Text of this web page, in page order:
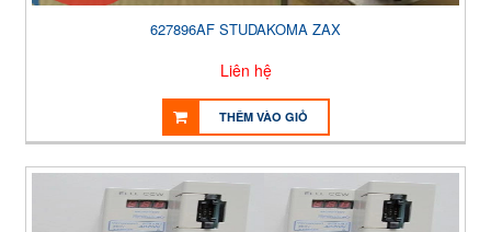
627896AF STUDAKOMA ZAX
Liên hệ
THÊM VÀO GIỎ